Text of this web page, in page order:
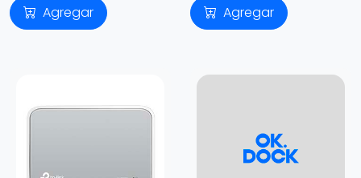
Agregar Agregar